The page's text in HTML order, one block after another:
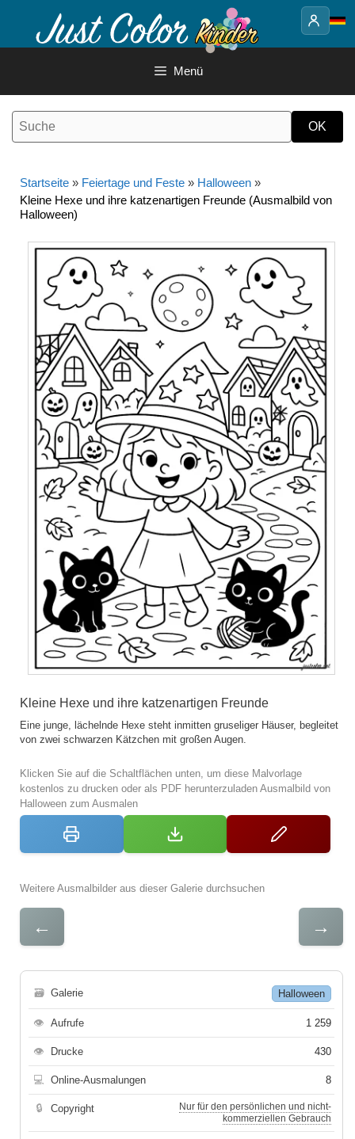
Inhalt
Menü
Startseite » Feiertage und Feste » Halloween »
Kleine Hexe und ihre katzenartigen Freunde (Ausmalbild von
Halloween)
Kleine Hexe und ihre katzenartigen Freunde
Eine junge, lächelnde Hexe steht inmitten gruseliger Häuser, begleitet
von zwei schwarzen Kätzchen mit großen Augen.
Klicken Sie auf die Schaltflächen unten, um diese Malvorlage
kostenlos zu drucken oder als PDF herunterzuladen Ausmalbild von
Halloween zum Ausmalen
Weitere Ausmalbilder aus dieser Galerie durchsuchen
← →
🗃 Galerie Halloween
👁 Aufrufe 1 259
👁 Drucke 430
💻 Online-Ausmalungen 8
🔒 Copyright
Nur für den persönlichen und nicht-
kommerziellen Gebrauch